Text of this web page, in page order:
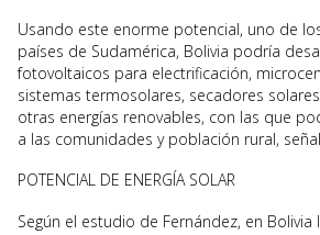
Usando este enorme potencial, uno de
países de Sudamérica, Bolivia podría
fotovoltaicos para electrificación,
sistemas termosolares, secadores
otras energías renovables, con las que
a las comunidades y población rural,
POTENCIAL DE ENERGÍA SOLAR
Según el estudio de Fernández, en Bolivia